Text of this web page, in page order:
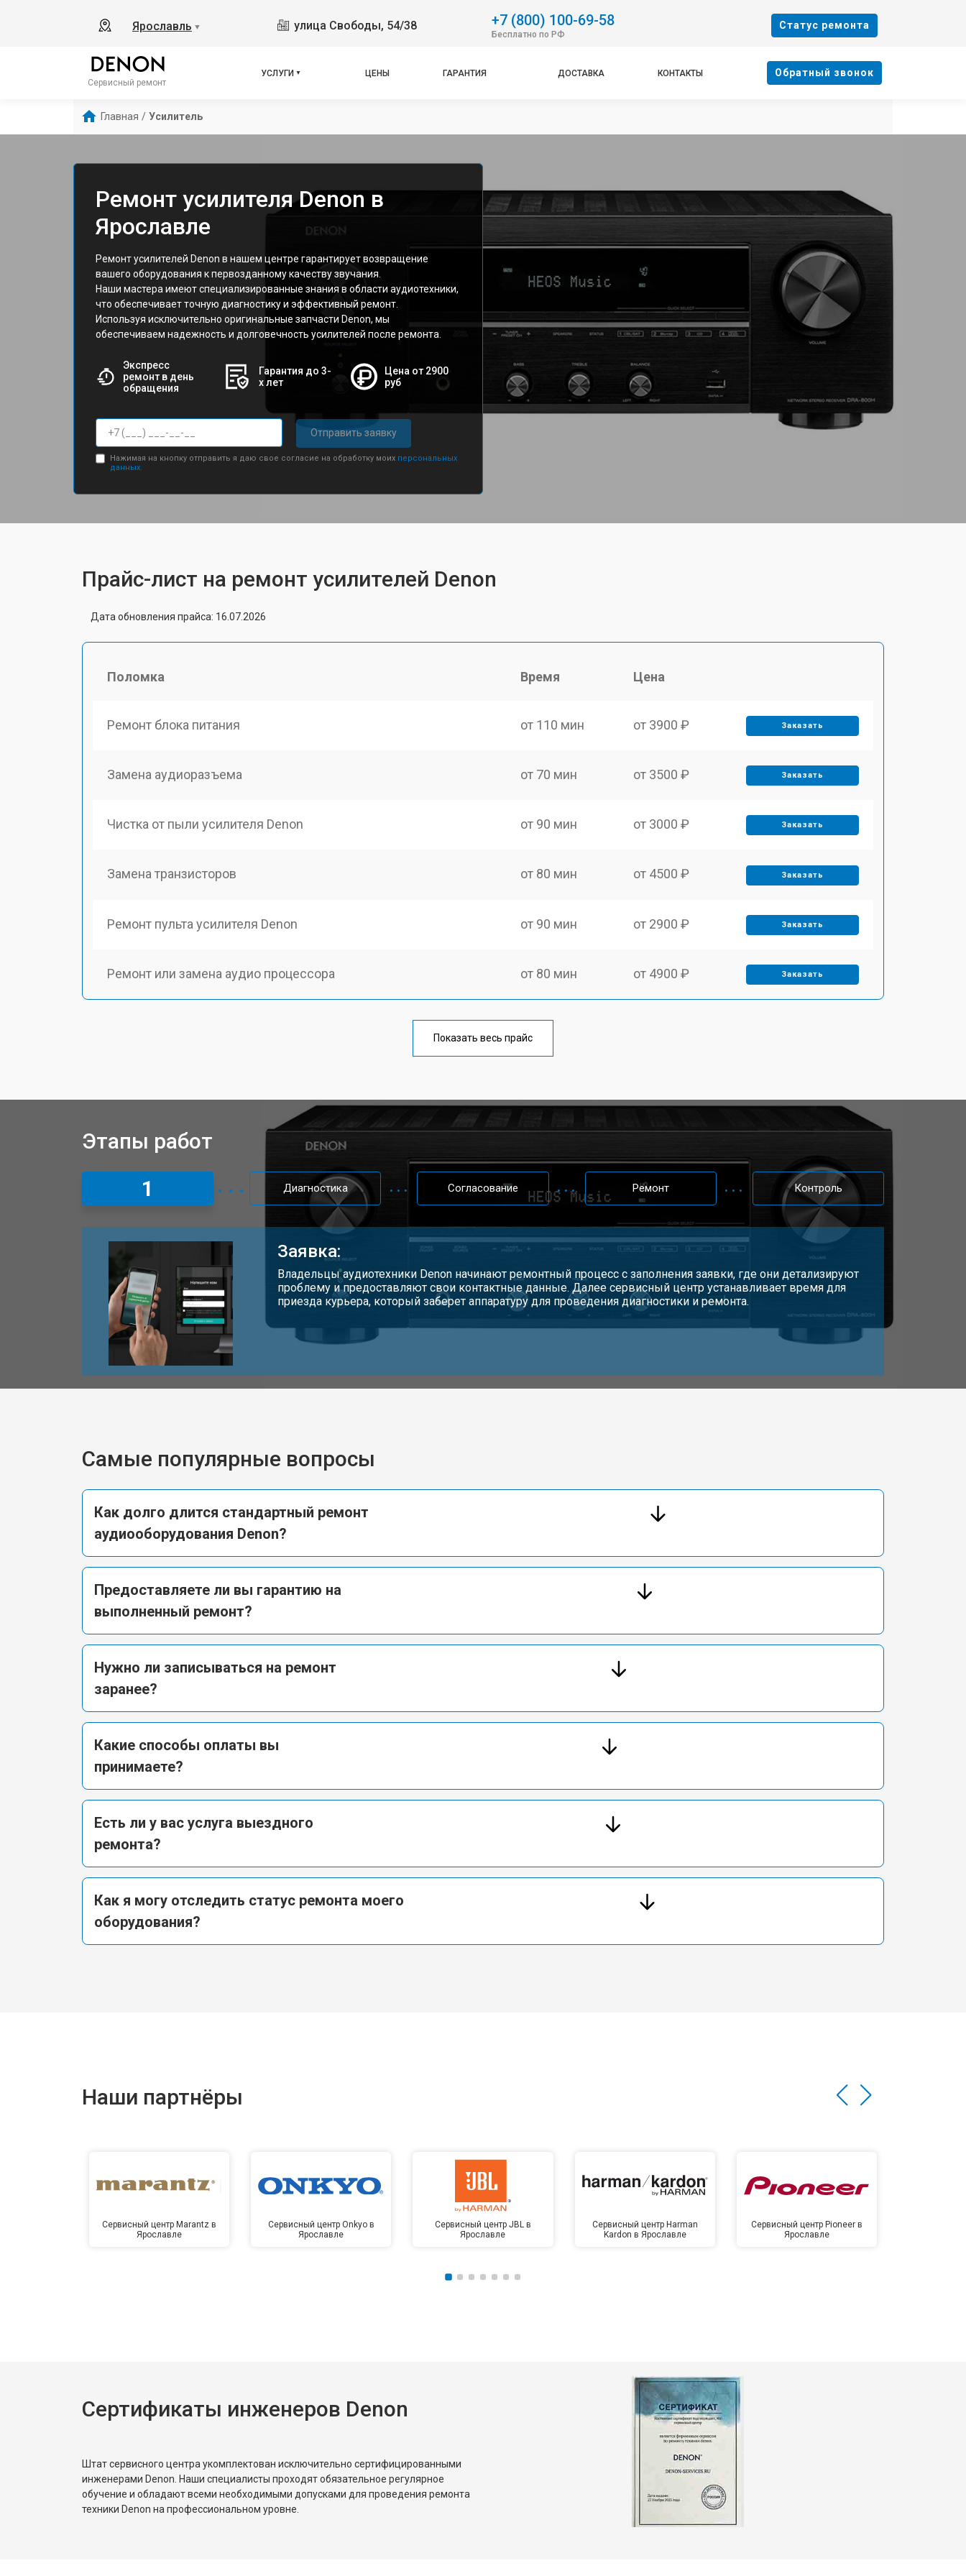
Ярославль ▼ улица Свободы, 54/38 +7 (800) 100-69-58
Бесплатно по РФ
Cтатус ремонта
Сервисный ремонт
УСЛУГИ ЦЕНЫ ГАРАНТИЯ ДОСТАВКА КОНТАКТЫ Oбратный звонок
Главная / Усилитель
Ремонт усилителя Denon в
Ярославле
Ремонт усилителей Denon в нашем центре гарантирует возвращение
вашего оборудования к первозданному качеству звучания.
Наши мастера имеют специализированные знания в области аудиотехники,
что обеспечивает точную диагностику и эффективный ремонт.
Используя исключительно оригинальные запчасти Denon, мы
обеспечиваем надежность и долговечность усилителей после ремонта.
Экспресс
ремонт в день
обращения
Гарантия до 3-
х лет
Цена от 2900
руб
Отправить заявку
Нажимая на кнопку отправить я даю свое согласие на обработку моих персональных
данных.
Прайс-лист на ремонт усилителей Denon
Дата обновления прайса: 16.07.2026
Поломка Время Цена
Ремонт блока питания от 110 мин от 3900 ₽ Заказать
Замена аудиоразъема от 70 мин от 3500 ₽ Заказать
Чистка от пыли усилителя Denon от 90 мин от 3000 ₽ Заказать
Замена транзисторов от 80 мин от 4500 ₽ Заказать
Ремонт пульта усилителя Denon от 90 мин от 2900 ₽ Заказать
Ремонт или замена аудио процессора от 80 мин от 4900 ₽ Заказать
Показать весь прайс
Этапы работ
1
Диагностика Согласование Ремонт Контроль
Заявка:
Владельцы аудиотехники Denon начинают ремонтный процесс с заполнения заявки, где они детализируют
проблему и предоставляют свои контактные данные. Далее сервисный центр устанавливает время для
приезда курьера, который заберет аппаратуру для проведения диагностики и ремонта.
Самые популярные вопросы
Как долго длится стандартный ремонт
аудиооборудования Denon?
Предоставляете ли вы гарантию на
выполненный ремонт?
Нужно ли записываться на ремонт
заранее?
Какие способы оплаты вы
принимаете?
Есть ли у вас услуга выездного
ремонта?
Как я могу отследить статус ремонта моего
оборудования?
Наши партнёры
Сервисный центр Marantz в
Ярославле
Сервисный центр Onkyo в
Ярославле
Сервисный центр JBL в
Ярославле
Сервисный центр Harman
Kardon в Ярославле
Сервисный центр Pioneer в
Ярославле
Сертификаты инженеров Denon
Штат сервисного центра укомплектован исключительно сертифицированными
инженерами Denon. Наши специалисты проходят обязательное регулярное
обучение и обладают всеми необходимыми допусками для проведения ремонта
техники Denon на профессиональном уровне.